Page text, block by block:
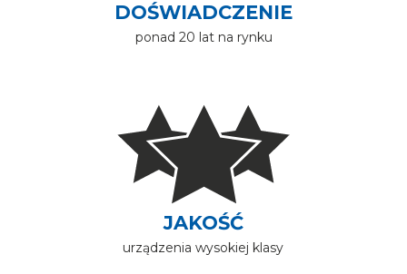
DOŚWIADCZENIE
ponad 20 lat na rynku
JAKOŚĆ
urządzenia wysokiej klasy